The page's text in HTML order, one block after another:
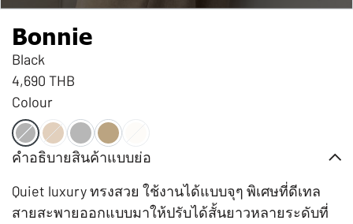
Bonnie
Black
4,690 THB
Colour
คำอธิบายสินค้าแบบย่อ
Quiet luxury ทรงสวย ใช้งานได้แบบจุๆ พิเศษที่ดีเทล
สายสะพายออกแบบมาให้ปรับได้สั้นยาวหลายระดับที่